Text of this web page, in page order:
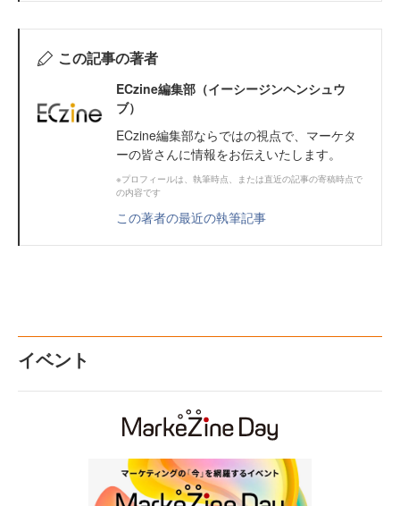
この記事の著者
ECzine編集部（イーシージンヘンシュウ
ブ）
ECzine編集部ならではの視点で、マーケタ
ーの皆さんに情報をお伝えいたします。
※プロフィールは、執筆時点、または直近の記事の寄稿時点で
の内容です
この著者の最近の執筆記事
イベント